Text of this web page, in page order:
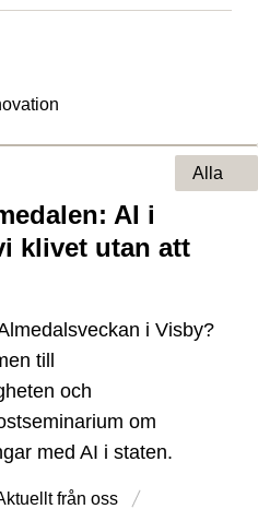
AI i
klivet utan att
Alla
i Visby?
till
och
om
med AI i staten.
från oss